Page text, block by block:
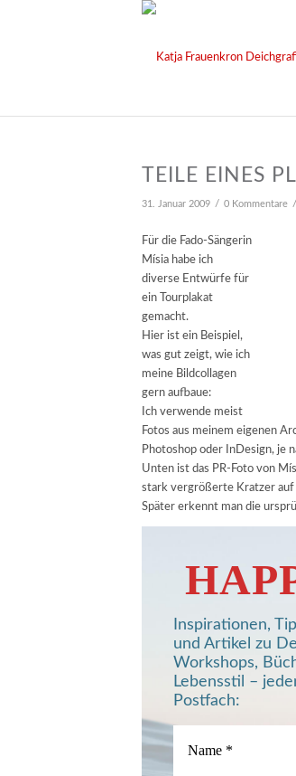
TEILE EINES
31. Januar 2009 / 0 Kommentare /
Für die Fado-Sängerin
Mísia habe ich
diverse Entwürfe für
ein Tourplakat
gemacht.
Hier ist ein Beispiel,
was gut zeigt, wie ich
meine Bildcollagen
gern aufbaue:
Ich verwende meist
Fotos aus meinem eigenen
Photoshop oder InDesign, je
Unten ist das PR-Foto von
stark vergrößerte Kratzer
Später erkennt man die
Inspirationen,
und Artikel zu
Workshops,
Lebensstil –
Postfach: